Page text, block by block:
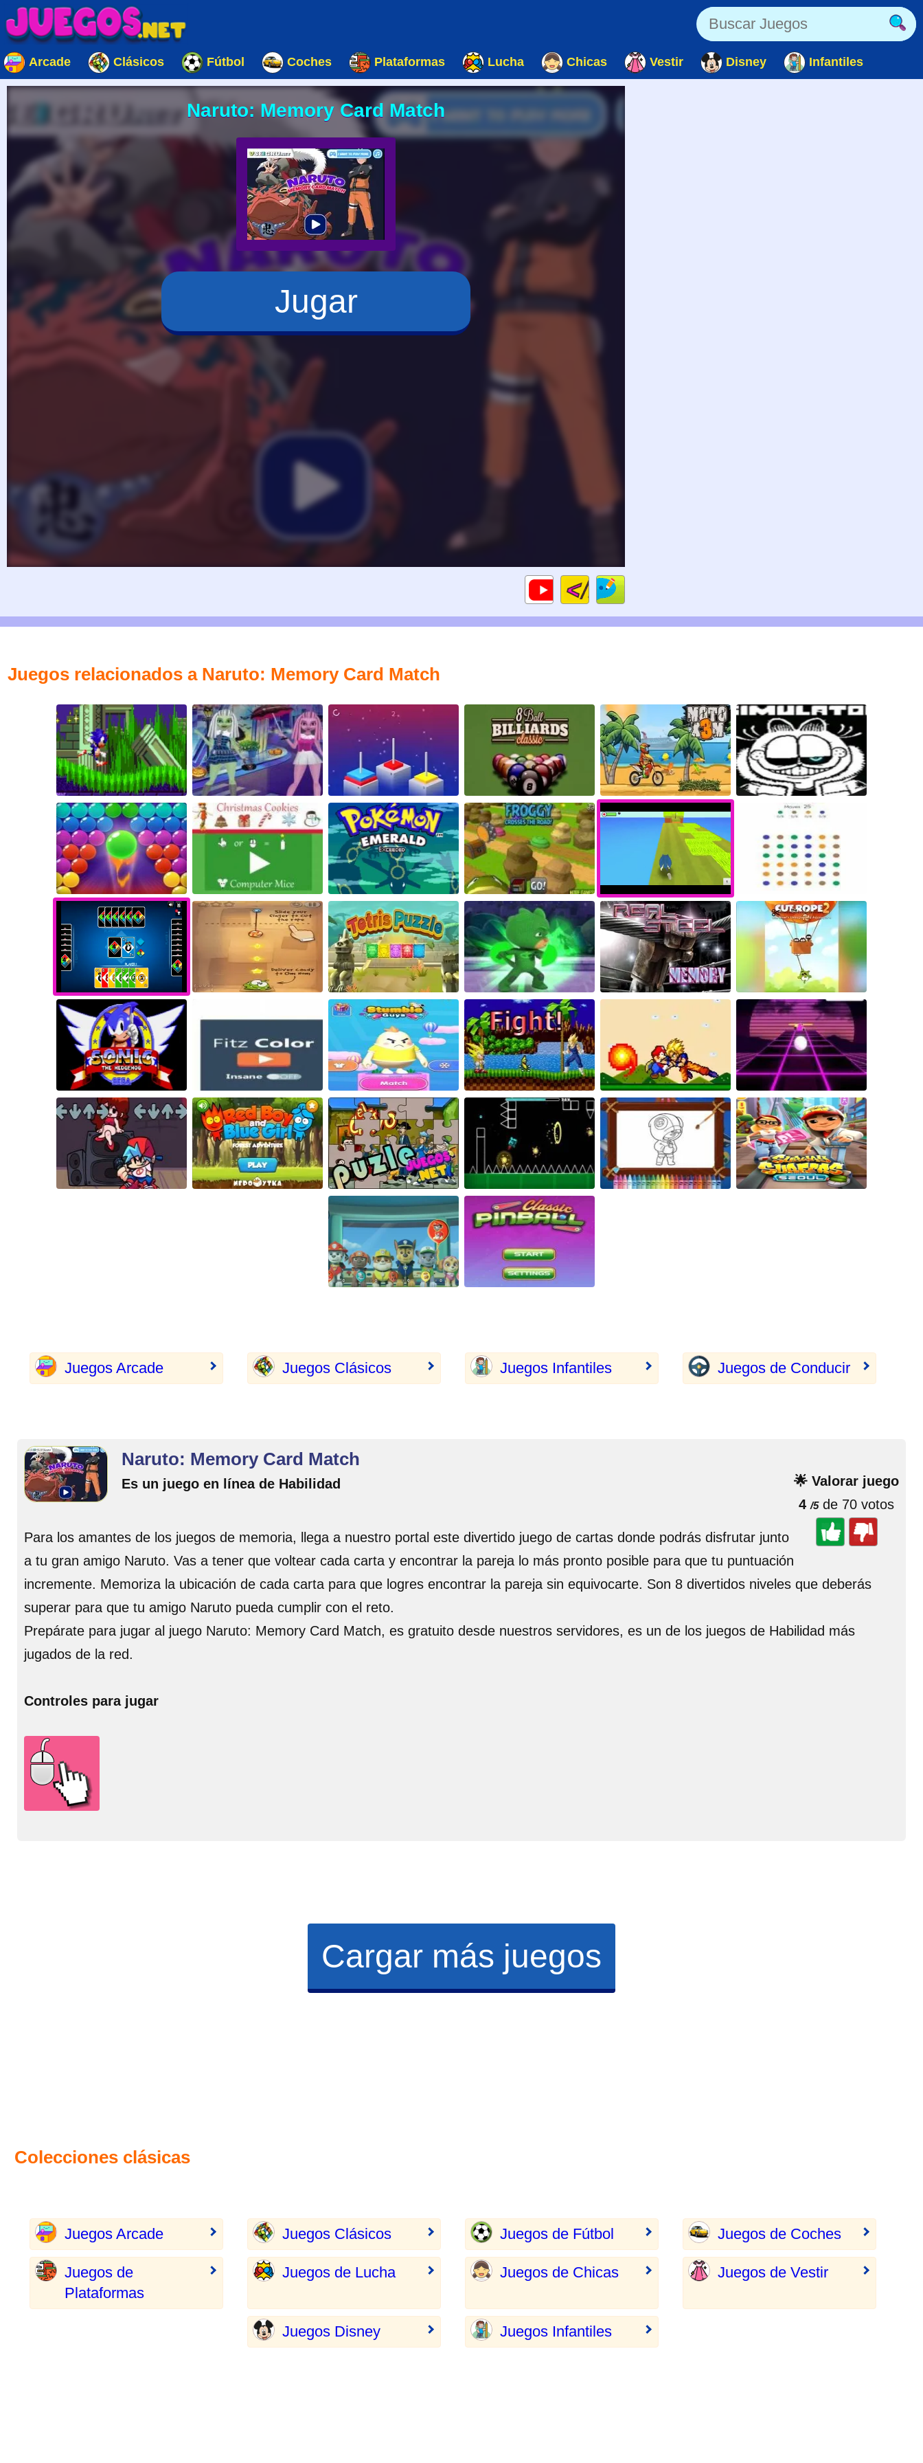
Arcade Clásicos Fútbol Coches Plataformas Lucha Chicas Vestir Disney Infantiles
Naruto: Memory Card Match
Jugar
Code
HTML
Gameplays
Juegos relacionados a Naruto: Memory Card Match
Juegos Arcade Juegos Clásicos Juegos Infantiles Juegos de Conducir
🌟 Valorar juego
4 /5de 70 votos
Naruto: Memory Card Match
Es un juego en línea de Habilidad
Para los amantes de los juegos de memoria, llega a nuestro portal este divertido juego de cartas donde podrás disfrutar junto
a tu gran amigo Naruto. Vas a tener que voltear cada carta y encontrar la pareja lo más pronto posible para que tu puntuación
incremente. Memoriza la ubicación de cada carta para que logres encontrar la pareja sin equivocarte. Son 8 divertidos niveles que deberás
superar para que tu amigo Naruto pueda cumplir con el reto.
Prepárate para jugar al juego Naruto: Memory Card Match, es gratuito desde nuestros servidores, es un de los juegos de Habilidad más
jugados de la red.
Controles para jugar
Cargar más juegos
Colecciones clásicas
Juegos Arcade Juegos Clásicos Juegos de Fútbol Juegos de Coches
Juegos de
Plataformas
Juegos de Lucha Juegos de Chicas Juegos de Vestir
Juegos Disney Juegos Infantiles